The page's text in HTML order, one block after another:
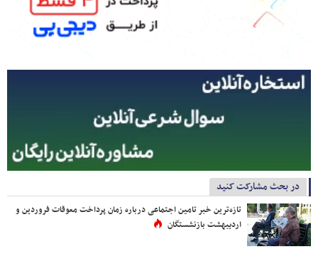
در بحث مشارکت کنید
تازه‌ترین خبر تامین اجتماعی درباره زمان پرداخت معوقات فروردین و
اردیبهشت بازنشستگان